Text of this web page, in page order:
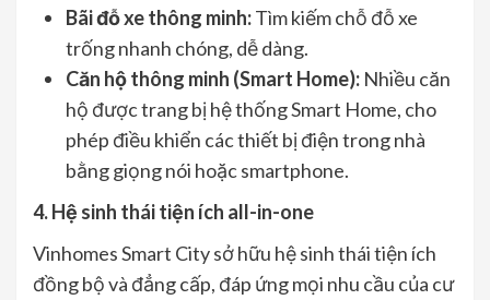
Bãi đỗ xe thông minh:Tìm kiếm chỗ đỗ xe
trống nhanh chóng, dễ dàng.
Căn hộ thông minh (Smart Home): Nhiều căn
hộ được trang bị hệ thống Smart Home, cho
phép điều khiển các thiết bị điện trong nhà
bằng giọng nói hoặc smartphone.
4. Hệ sinh thái tiện ích all-in-one
Vinhomes Smart City sở hữu hệ sinh thái tiện ích
đồng bộ và đẳng cấp, đáp ứng mọi nhu cầu của cư